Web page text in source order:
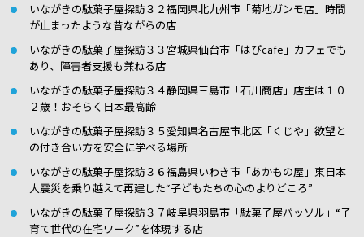
いながきの駄菓子屋探訪３２福岡県北九州市「菊地ガンモ店」時間
が止まったような昔ながらの店
いながきの駄菓子屋探訪３３宮城県仙台市「はぴcafe」カフェでも
あり、障害者支援も兼ねる店
いながきの駄菓子屋探訪３４静岡県三島市「石川商店」店主は１０
２歳！おそらく日本最高齢
いながきの駄菓子屋探訪３５愛知県名古屋市北区「くじや」欲望と
の付き合い方を安全に学べる場所
いながきの駄菓子屋探訪３６福島県いわき市「あかもの屋」東日本
大震災を乗り越えて再建した“子どもたちの心のよりどころ”
いながきの駄菓子屋探訪３７岐阜県羽島市「駄菓子屋パッソル」“子
育て世代の在宅ワーク”を体現する店